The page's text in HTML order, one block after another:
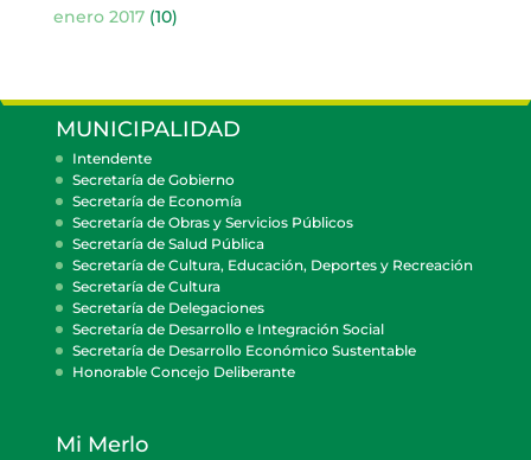
enero 2017(10)
MUNICIPALIDAD
Intendente
Secretaría de Gobierno
Secretaría de Economía
Secretaría de Obras y Servicios Públicos
Secretaría de Salud Pública
Secretaría de Cultura, Educación, Deportes y Recreación
Secretaría de Cultura
Secretaría de Delegaciones
Secretaría de Desarrollo e Integración Social
Secretaría de Desarrollo Económico Sustentable
Honorable Concejo Deliberante
Mi Merlo